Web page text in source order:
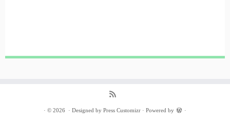
· © 2026 · Designed by Press Customizr · Powered by ·